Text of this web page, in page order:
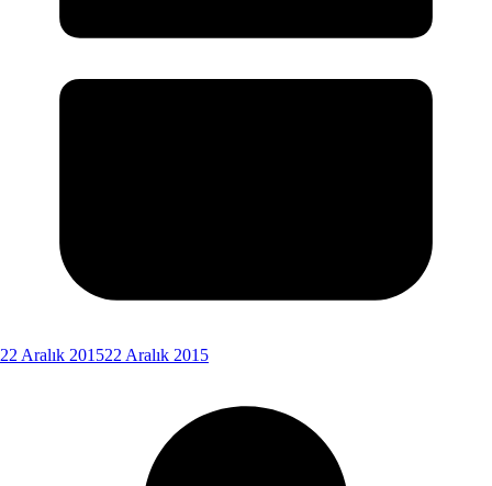
22 Aralık 201522 Aralık 2015